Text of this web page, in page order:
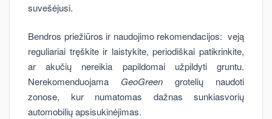
suvešėjusi.
Bendros priežiūros ir naudojimo rekomendacijos: veją
reguliariai tręškite ir laistykite, periodiškai patikrinkite,
ar akučių nereikia papildomai užpildyti gruntu.
Nerekomenduojama GeoGreen grotelių naudoti
zonose, kur numatomas dažnas sunkiasvorių
automobilių apsisukinėjimas.